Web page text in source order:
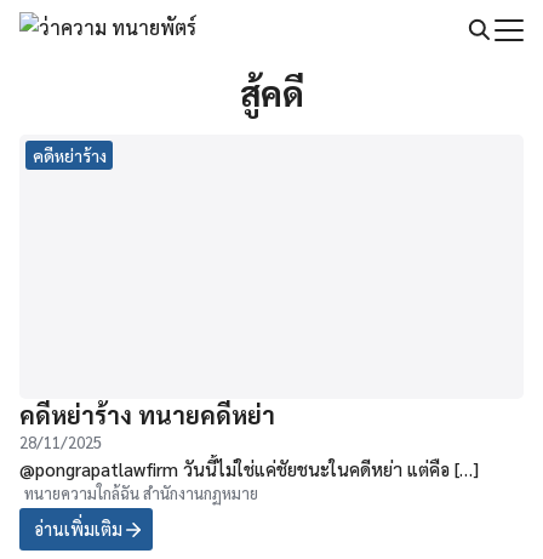
Skip
สู้คดี
คดีหย่าร้าง
คดีหย่าร้าง ทนายคดีหย่า
28/11/2025
@pongrapatlawfirm วันนี้ไม่ใช่แค่ชัยชนะในคดีหย่า แต่คือ […]
ทนายความใกล้ฉัน สำนักงานกฏหมาย
อ่านเพิ่มเติม